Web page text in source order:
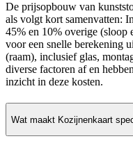
De prijsopbouw van
als volgt kort samenvatten:
45% en 10% overige (sloop
voor een snelle berekening
(raam), inclusief glas,
diverse factoren af en
inzicht in deze kosten.
Wat maakt Kozijnenkaart